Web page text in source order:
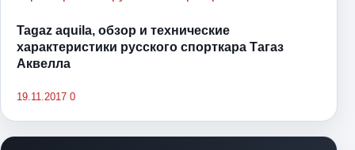
Tagaz aquila, обзор и технические
характеристики русского спорткара Тагаз
Аквелла
19.11.2017 0